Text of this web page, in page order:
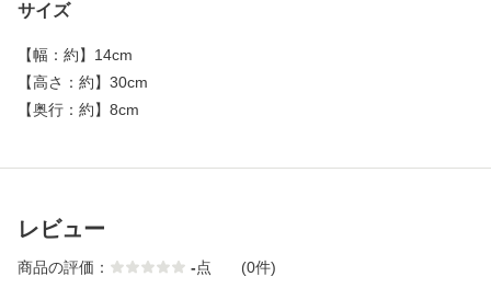
サイズ
【幅：約】 14cm
【高さ：約】 30cm
【奥行：約】 8cm
レビュー
商品の評価： -点 (0件)